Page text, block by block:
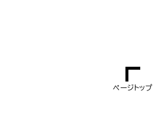
ページトップ